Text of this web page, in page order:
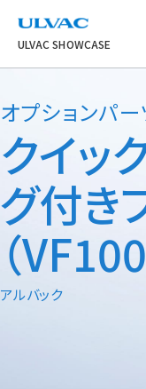
ULVAC
ULVAC SHOWCASE
オプションパー
クイッ
グ付き
（
アルバック